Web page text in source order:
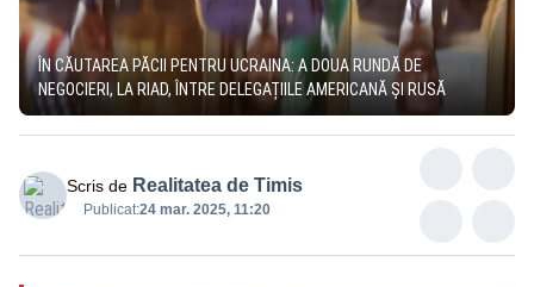
ÎN CĂUTAREA PĂCII PENTRU UCRAINA: A DOUA RUNDĂ DE
NEGOCIERI, LA RIAD, ÎNTRE DELEGAȚIILE AMERICANĂ ȘI RUSĂ
Scris de Realitatea de Timis
Publicat:24 mar. 2025, 11:20